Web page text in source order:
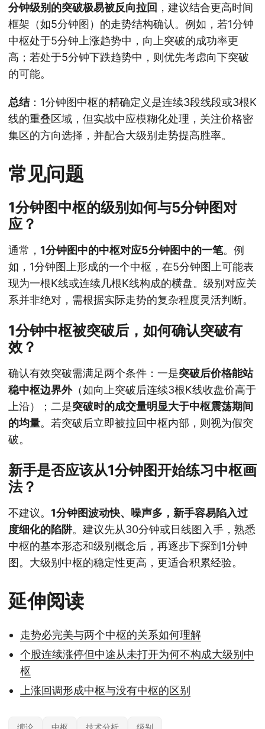
分钟级别的突破极易被反向拉回 ，建议结合更高时间
框架（如5分钟图）的走势结构确认。例如，若1分钟
中枢处于5分钟上涨趋势中，向上突破的成功率更
高；若处于5分钟下跌趋势中，则优先考虑向下突破
的可能。
总结：1分钟图中枢的精确定义是连续3段线段或3根K
线的重叠区域，但实战中应模糊化处理，关注价格密
集区的方向选择，并配合大级别走势提高胜率。
常见问题
1分钟图中枢的级别如何与5分钟图对
应？
通常， 1分钟图中的中枢对应5分钟图中的一笔。例
如，1分钟图上形成的一个中枢，在5分钟图上可能表
现为一根K线或连续几根K线构成的横盘。级别对应关
系并非绝对，需根据实际走势的复杂程度灵活判断。
1分钟中枢被突破后，如何确认突破有
效？
确认有效突破需满足两个条件：一是突破后价格能站
稳中枢边界外（如向上突破后连续3根K线收盘价高于
上沿）；二是突破时的成交量明显大于中枢震荡期间
的均量。若突破后立即被拉回中枢内部，则视为假突
破。
新手是否应该从1分钟图开始练习中枢画
法？
不建议。 1分钟图波动快、噪声多，新手容易陷入过
度细化的陷阱。建议先从30分钟或日线图入手，熟悉
中枢的基本形态和级别概念后，再逐步下探到1分钟
图。大级别中枢的稳定性更高，更适合积累经验。
延伸阅读
走势必完美与两个中枢的关系如何理解
个股连续涨停但中途从未打开为何不构成大级别中
枢
上涨回调形成中枢与没有中枢的区别
缠论 中枢 技术分析 级别